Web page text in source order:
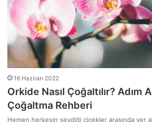
16 Haziran 2022
Orkide Nasıl Çoğaltılır? Adım
Çoğaltma Rehberi
Hemen herkesin sevdiği çiçekler arasında yer